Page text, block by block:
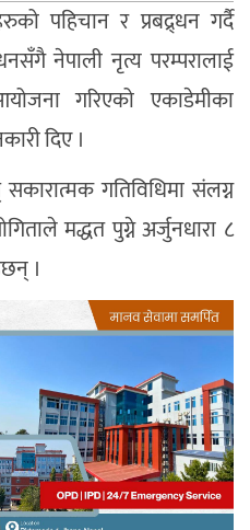
पहिचान र प्रबद्र्धन गर्दै
नेपाली नृत्य परम्परालाई
गरिएको एकाडेमीका
दिए ।
गतिविधिमा संलग्न
मद्धत पुग्ने अर्जुनधारा ८
।